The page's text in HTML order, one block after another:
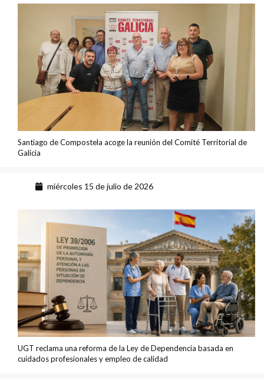
Santiago de Compostela acoge la reunión del Comité Territorial de
Galicia
miércoles 15 de julio de 2026
UGT reclama una reforma de la Ley de Dependencia basada en
cuidados profesionales y empleo de calidad